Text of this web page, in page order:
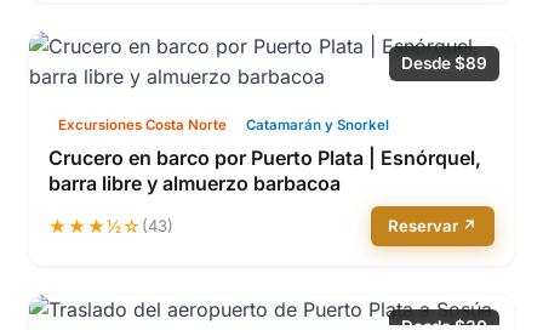
Desde $89
Excursiones Costa Norte Catamarán y Snorkel
Crucero en barco por Puerto Plata | Esnórquel,
barra libre y almuerzo barbacoa
★★★½☆(43) Reservar ↗